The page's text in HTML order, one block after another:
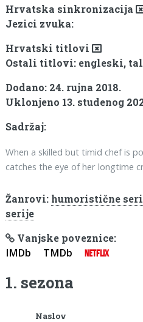
Hrvatska sinkronizacija
Jezici zvuka:
Hrvatski titlovi
Ostali titlovi: engleski,
Dodano: 24. rujna 2018.
Uklonjeno 13. studenog
Sadržaj:
When a skilled but timid chef is
catches the eye of her longtime
Žanrovi: humoristične
serije
Vanjske poveznice:
IMDb TMDb NETFLIX
1. sezona
Naslov